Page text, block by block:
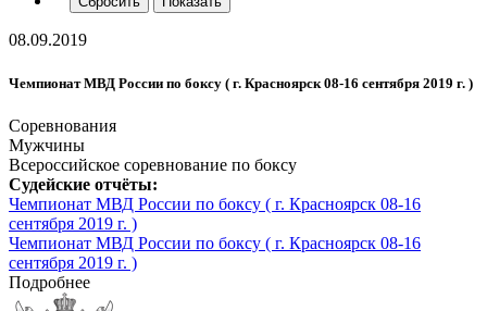
08.09.2019
Чемпионат МВД России по боксу ( г. Красноярск 08-16 сентября 2019 г. )
Соревнования
Мужчины
Всероссийское соревнование по боксу
Судейские отчёты:
Чемпионат МВД России по боксу ( г. Красноярск 08-16
сентября 2019 г. )
Чемпионат МВД России по боксу ( г. Красноярск 08-16
сентября 2019 г. )
Подробнее